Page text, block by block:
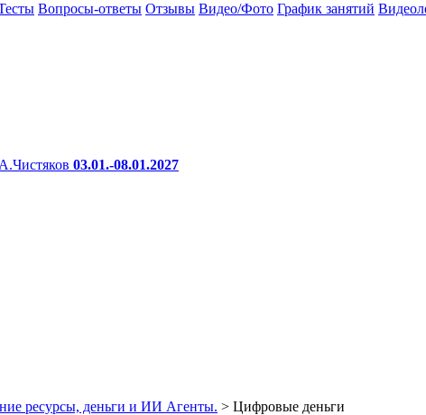
Вопросы-ответы Отзывы Видео/Фото График занятий
А.Чистяков 03.01.-08.01.2027
ресурсы, деньги и ИИ Агенты. > Цифровые деньги